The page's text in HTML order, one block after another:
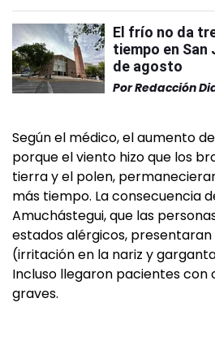
El frío no da
tiempo en San
de agosto
PorRedacción
Según el médico, el aumento
porque el viento hizo que los
tierra y el polen,
más tiempo. La consecuencia
Amuchástegui, que las
estados alérgicos,
(irritación en la nariz y
Incluso llegaron pacientes con
graves.